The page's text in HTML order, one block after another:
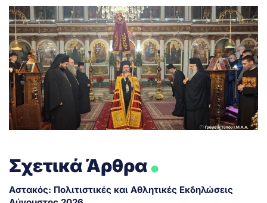
Σχετικά Άρθρα.
Αστακός: Πολιτιστικές και Αθλητικές Εκδηλώσεις